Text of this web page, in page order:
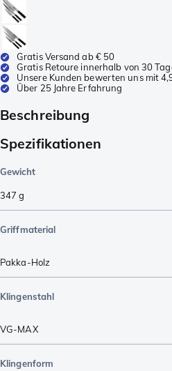
Gratis Versand ab € 50
Gratis Retoure innerhalb von 30
Unsere Kunden bewerten uns mit
Über 25 Jahre Erfahrung
Beschreibung
Spezifikationen
Gewicht
347 g
Griffmaterial
Pakka-Holz
Klingenstahl
VG-MAX
Klingenform